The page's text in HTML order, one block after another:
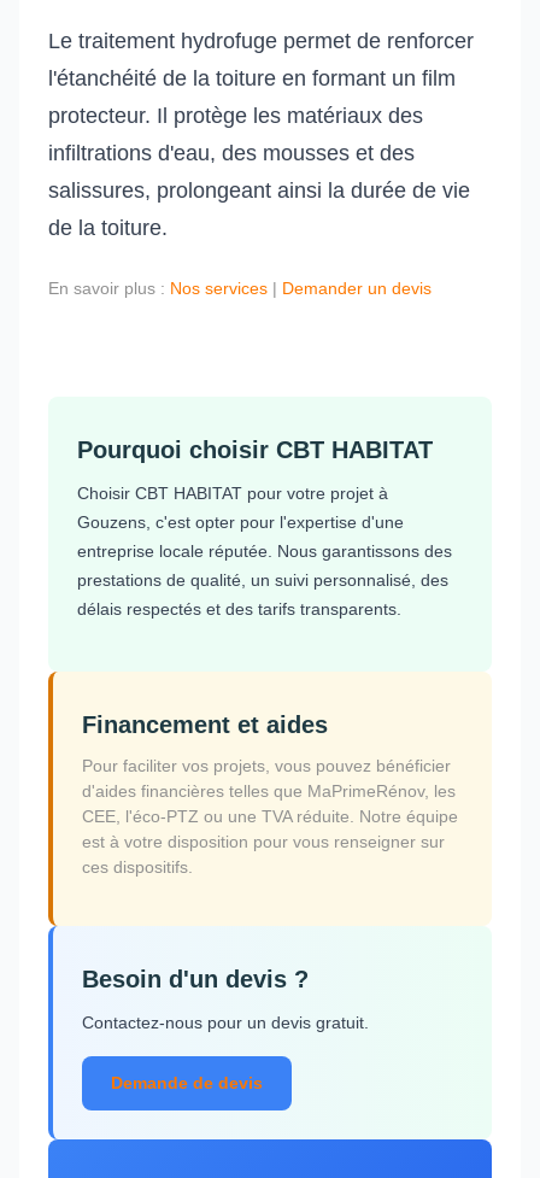
Le traitement hydrofuge permet de renforcer
l'étanchéité de la toiture en formant un film
protecteur. Il protège les matériaux des
infiltrations d'eau, des mousses et des
salissures, prolongeant ainsi la durée de vie
de la toiture.
En savoir plus : Nos services | Demander un devis
Pourquoi choisir CBT HABITAT
Choisir CBT HABITAT pour votre projet à
Gouzens, c'est opter pour l'expertise d'une
entreprise locale réputée. Nous garantissons des
prestations de qualité, un suivi personnalisé, des
délais respectés et des tarifs transparents.
Financement et aides
Pour faciliter vos projets, vous pouvez bénéficier
d'aides financières telles que MaPrimeRénov, les
CEE, l'éco-PTZ ou une TVA réduite. Notre équipe
est à votre disposition pour vous renseigner sur
ces dispositifs.
Besoin d'un devis ?
Contactez-nous pour un devis gratuit.
Demande de devis